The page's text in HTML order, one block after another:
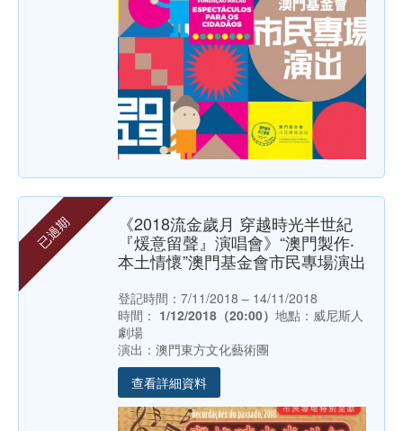
已過期
《2018流金歲月 穿越時光半世紀
『煖意留聲』演唱會》“澳門製作‧
本土情懷”澳門基金會市民專場演出
登記時間：7/11/2018 – 14/11/2018
時間： 1/12/2018（20:00） 地點：威尼斯人
劇場
演出：澳門東方文化藝術團
查看詳細資料